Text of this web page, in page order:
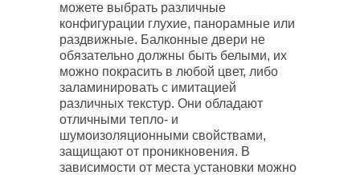
можете выбрать различные
конфигурации глухие, панорамные или
раздвижные. Балконные двери не
обязательно должны быть белыми, их
можно покрасить в любой цвет, либо
заламинировать с имитацией
различных текстур. Они обладают
отличными тепло- и
шумоизоляционными свойствами,
защищают от проникновения. В
зависимости от места установки можно